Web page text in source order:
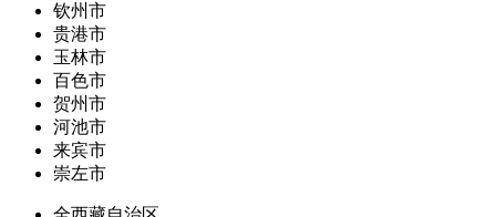
钦州市
贵港市
玉林市
百色市
贺州市
河池市
来宾市
崇左市